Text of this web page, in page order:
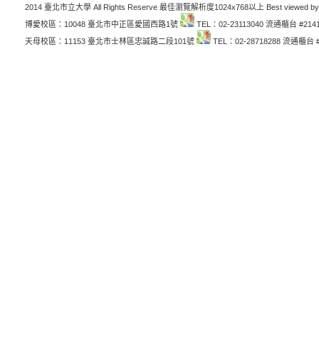
2014 臺北市立大學 All Rights Reserve 最佳瀏覽解析度1024x768以上 Best viewed
博愛校區：10048 臺北市中正區愛國西路1號
TEL：02-23113040 流通櫃台
天母校區：11153 臺北市士林區忠誠路二段101號
TEL：02-28718288 流通櫃台